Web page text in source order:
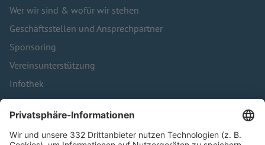
Wer wir sind & wofür wir stehen
Geschäftsstellen und Ansprechpartner
Sponsoring
Vereinsunterstützung
Infothek
Kontakt
HÄUFIG BESUCHTE SEITEN